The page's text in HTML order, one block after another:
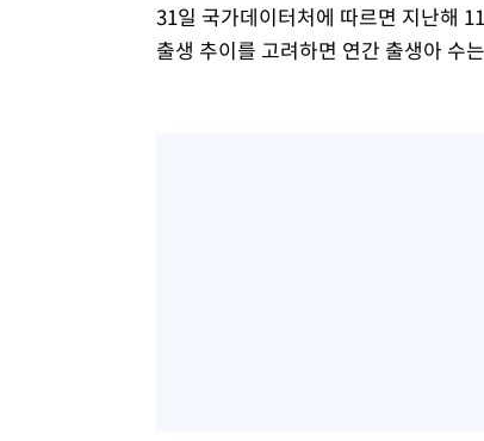
31일 국가데이터처에 따르면 지난해
출생 추이를 고려하면 연간 출생아 수